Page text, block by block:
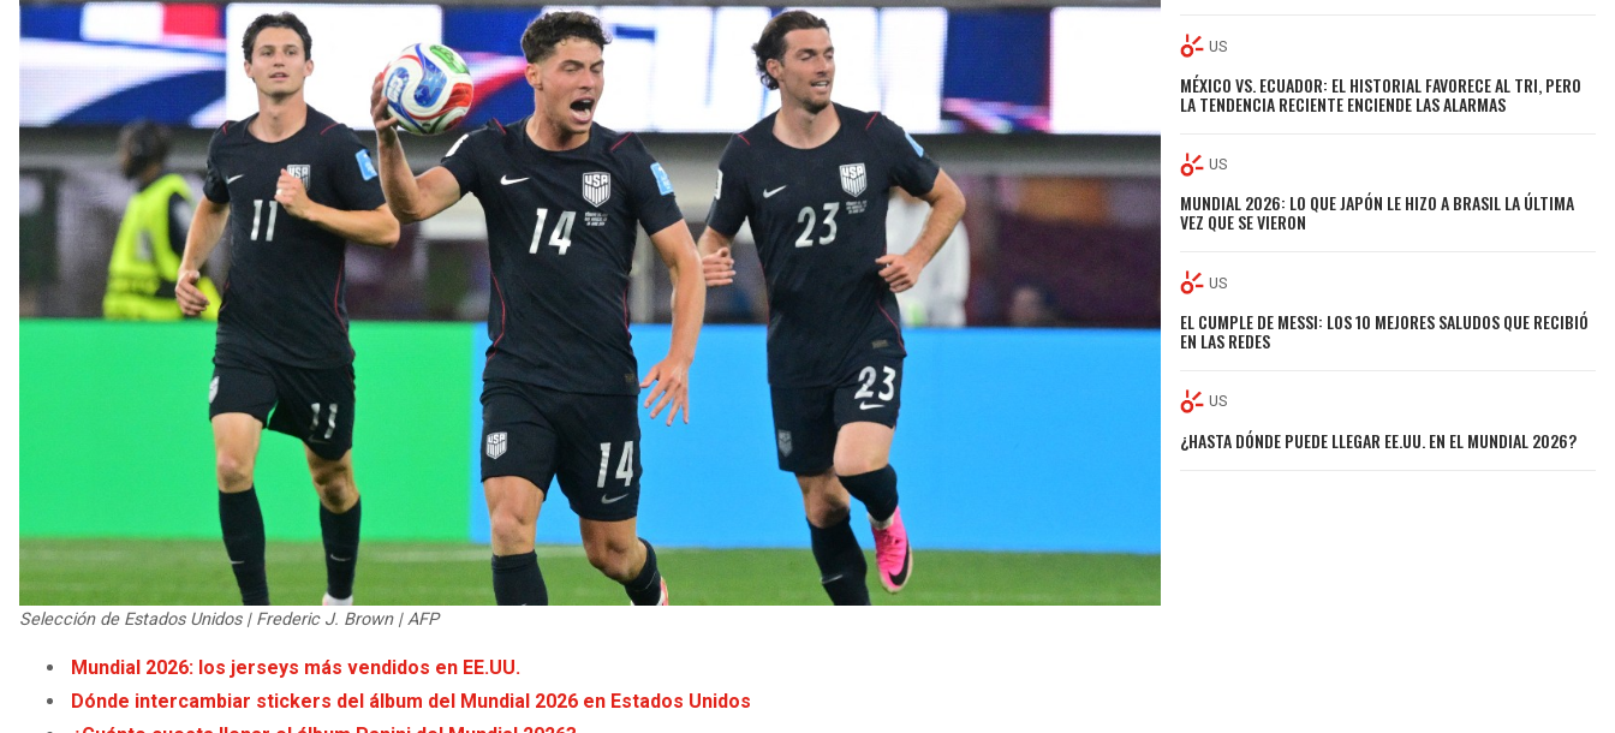
Selección de Estados Unidos | Frederic J. Brown | AFP
Mundial 2026: los jerseys más vendidos en EE.UU.
Dónde intercambiar stickers del álbum del Mundial 2026 en Estados Unidos
US
MÉXICO VS. ECUADOR: EL HISTORIAL FAVORECE AL TRI, PERO
LA TENDENCIA RECIENTE ENCIENDE LAS ALARMAS
US
MUNDIAL 2026: LO QUE JAPÓN LE HIZO A BRASIL LA ÚLTIMA
VEZ QUE SE VIERON
US
EL CUMPLE DE MESSI: LOS 10 MEJORES SALUDOS QUE RECIBIÓ
EN LAS REDES
US
¿HASTA DÓNDE PUEDE LLEGAR EE.UU. EN EL MUNDIAL 2026?